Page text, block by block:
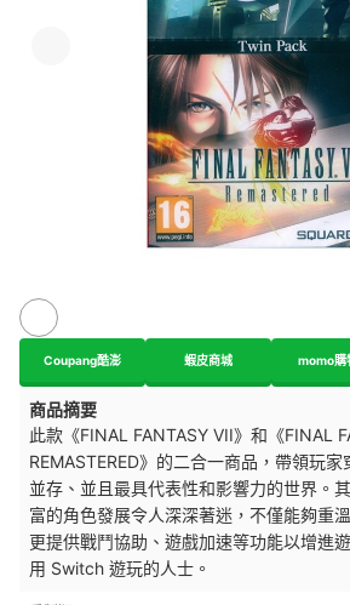
Coupang酷澎 蝦皮商城 momo購
商品摘要
此款《FINAL FANTASY VII》和《FINAL
REMASTERED》的二合一商品，帶領玩
並存、並且最具代表性和影響力的世界。
富的角色發展令人深深著迷，不僅能夠重
更提供戰鬥協助、遊戲加速等功能以增進
用 Switch 遊玩的人士。